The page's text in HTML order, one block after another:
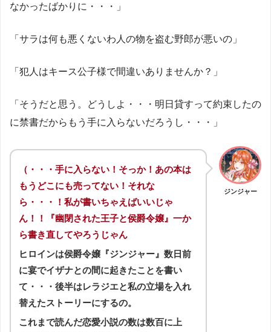
なかったばかりに・・・」
「サラは何も悪くないわ人の物を盗む野郎が悪いの」
「犯人はキース公子様で間違いありませんか？」
「そうだと思う。どうしよ・・・明日貸すって約束したの
に禁書だからもう手に入らないだろうし・・・」
ジンジャー
（・・・手に入らない！そっか！あの本は
もうどこにも売ってない！それな
ら・・・！私が書いちゃえばいいじゃ
ん！！『幽閉された王子と侯爵令嬢』一か
ら書き直してやろうじゃん
ヒロインは侯爵令嬢『ジンジャー』数日前
に宴でイザナとの間に起きたことを書い
て・・・後半はレラジエと私の立場を入れ
替えたストーリーにするの。
これまで読んだ恋愛小説の数は数百に上